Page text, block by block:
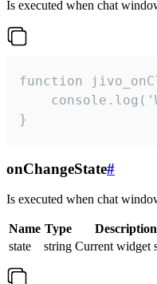
Is executed when chat
function
}
onChangeState#
Is executed when chat
Name Type
Description
state
string Current widget